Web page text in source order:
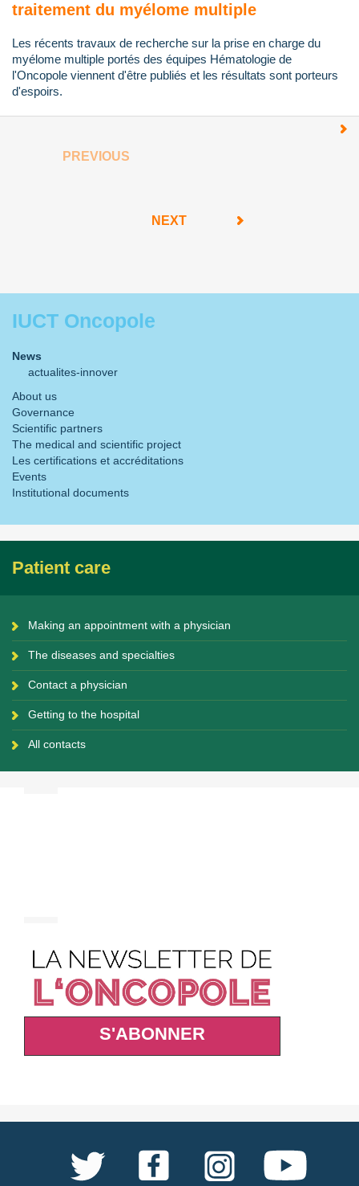
traitement du myélome multiple
Les récents travaux de recherche sur la prise en charge du
myélome multiple portés des équipes Hématologie de
l'Oncopole viennent d'être publiés et les résultats sont porteurs
d'espoirs.
PREVIOUS
NEXT
IUCT Oncopole
News
actualites-innover
About us
Governance
Scientific partners
The medical and scientific project
Les certifications et accréditations
Events
Institutional documents
Patient care
Making an appointment with a physician
The diseases and specialties
Contact a physician
Getting to the hospital
All contacts
S'ABONNER